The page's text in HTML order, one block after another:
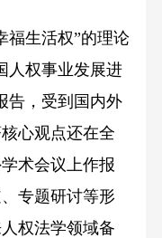
生活权”的理论
人权事业发展进
告，受到国内外
心观点还在全
术会议上作报
专题研讨等形
权法学领域备